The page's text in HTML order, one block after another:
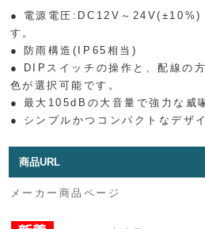
● 電源電圧:DC12V～
す。
● 防雨構造(IP65相当)
● DIPスイッチの操作と、配線の
色が選択可能です。
● 最大105dBの大音量で強力な威
● シンプルかつコンパクトなデザ
商品URL
メーカー商品ページ